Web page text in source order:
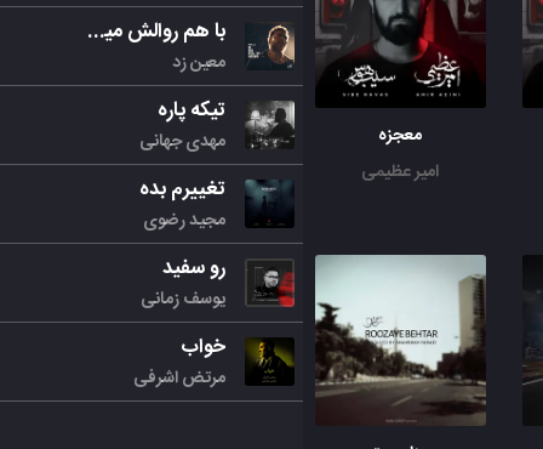
معجزه
امیر عظیمی
با هم روالش میکنیم
معین زد
تیکه پاره
مهدی جهانی
تغییرم بده
مجید رضوی
رو سفید
یوسف زمانی
خواب
مرتض اشرفی